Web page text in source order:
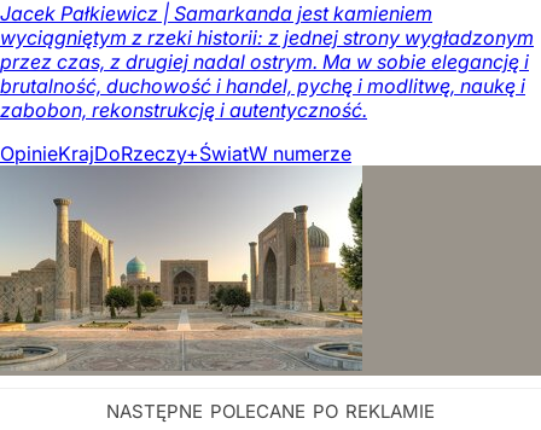
Jacek Pałkiewicz | Samarkanda jest kamieniem
wyciągniętym z rzeki historii: z jednej strony wygładzonym
przez czas, z drugiej nadal ostrym. Ma w sobie elegancję i
brutalność, duchowość i handel, pychę i modlitwę, naukę i
zabobon, rekonstrukcję i autentyczność.
OpinieKrajDoRzeczy+ŚwiatW numerze